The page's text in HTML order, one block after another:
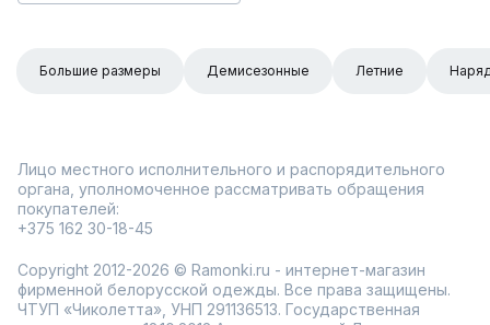
Большие размеры Демисезонные Летние
Лицо местного исполнительного и распорядительного
органа, уполномоченное рассматривать обращения
покупателей:
+375 162 30-18-45
Copyright 2012-2026 © Ramonki.ru - интернет-магазин
фирменной белорусской одежды. Все права защищены.
ЧТУП «Чиколетта», УНП 291136513. Государственная